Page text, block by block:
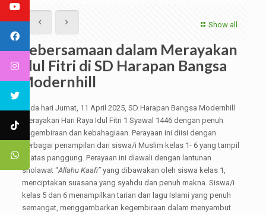
Show all
Kebersamaan dalam Merayakan
Idul Fitri di SD Harapan Bangsa
Modernhill
Pada hari Jumat, 11 April 2025, SD Harapan Bangsa Modernhill
merayakan Hari Raya Idul Fitri 1 Syawal 1446 dengan penuh
kegembiraan dan kebahagiaan. Perayaan ini diisi dengan
berbagai penampilan dari siswa/i Muslim kelas 1- 6 yang tampil
di atas panggung. Perayaan ini diawali dengan lantunan
sholawat “Allahu Kaafi”yang dibawakan oleh siswa kelas 1,
menciptakan suasana yang syahdu dan penuh makna. Siswa/i
kelas 5 dan 6 menampilkan tarian dan lagu Islami yang penuh
semangat, menggambarkan kegembiraan dalam menyambut